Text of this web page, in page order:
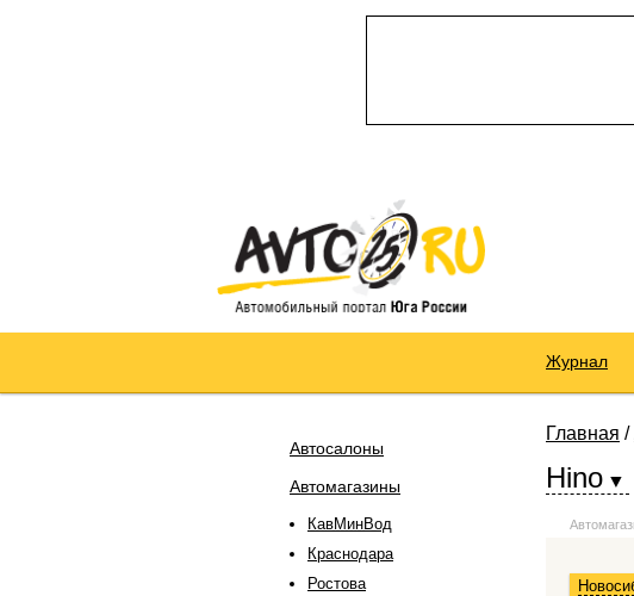
Журнал
Автосалоны
Автомагазины
КавМинВод
Краснодара
Ростова
Главная /
Hino